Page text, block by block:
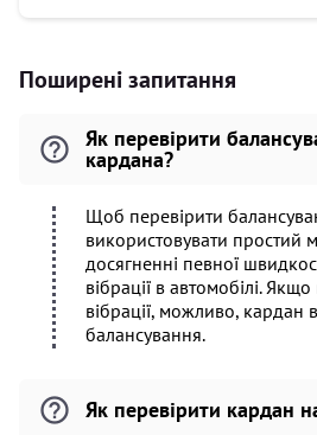
Поширені запитання
Як перевірити
кардана?
Щоб перевірити
використовувати простий
досягненні певної
вібрації в автомобілі.
вібрації, можливо, кардан
балансування.
Як перевірити кардан